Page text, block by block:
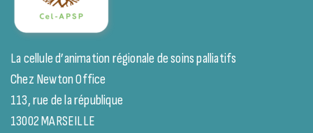
La cellule d’animation régionale de soins palliatifs
Chez Newton Office
113, rue de la république
13002 MARSEILLE